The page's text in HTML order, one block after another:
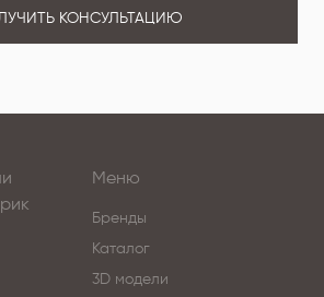
КОНСУЛЬТАЦИЮ
Меню
Бренды
Каталог
3D модели